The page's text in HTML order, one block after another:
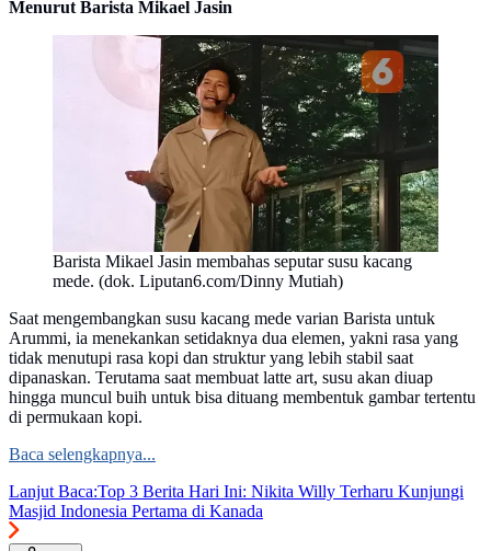
Menurut Barista Mikael Jasin
Barista Mikael Jasin membahas seputar susu kacang
mede. (dok. Liputan6.com/Dinny Mutiah)
Saat mengembangkan susu kacang mede varian Barista untuk
Arummi, ia menekankan setidaknya dua elemen, yakni rasa yang
tidak menutupi rasa kopi dan struktur yang lebih stabil saat
dipanaskan. Terutama saat membuat latte art, susu akan diuap
hingga muncul buih untuk bisa dituang membentuk gambar tertentu
di permukaan kopi.
Baca selengkapnya...
Lanjut Baca:Top 3 Berita Hari Ini: Nikita Willy Terharu Kunjungi
Masjid Indonesia Pertama di Kanada